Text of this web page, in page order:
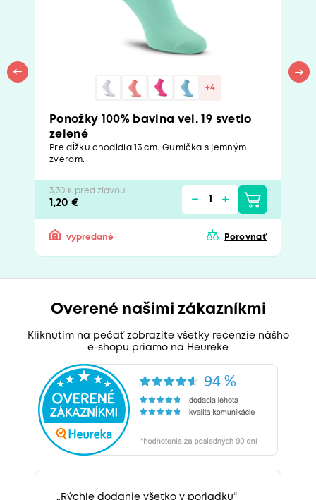
+4
Ponožky 100% bavlna vel. 19 svetlo
zelené
Pre dĺžku chodidla 13 cm. Gumička s jemným
zverom.
3,30 € pred zľavou
1,20 €
vypredané Porovnať
Overené našimi zákazníkmi
Kliknutím na pečať zobrazíte všetky recenzie nášho
e-shopu priamo na Heureke
„Rýchle dodanie všetko v poriadku“